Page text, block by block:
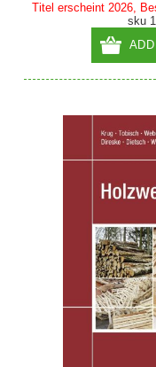
Titel erscheint 2026,
sku